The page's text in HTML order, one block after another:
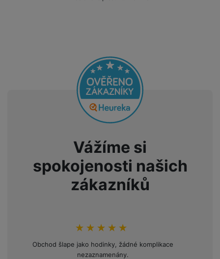
Vážíme si
spokojenosti našich
zákazníků
hodnoceni_zakazniku
100 %
Obchod šlape jako hodinky, žádné komplikace
nezaznamenány.